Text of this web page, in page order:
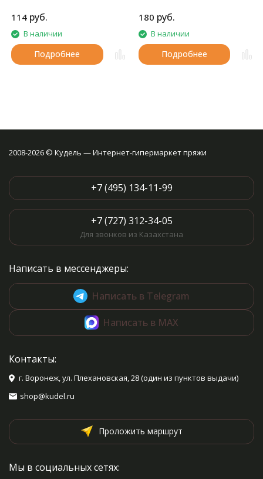
114 руб.
В наличии
Подробнее
180 руб.
В наличии
Подробнее
2008-2026 © Кудель — Интернет-гипермаркет пряжи
+7 (495) 134-11-99
+7 (727) 312-34-05
Для звонков из Казахстана
Написать в мессенджеры:
Написать в Telegram
Написать в MAX
Контакты:
г. Воронеж, ул. Плехановская, 28 (один из пунктов выдачи)
shop@kudel.ru
Проложить маршрут
Мы в социальных сетях: